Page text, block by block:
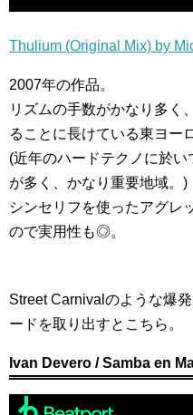
Thulium (Original Mix) by
2007年の作品。
リズムの手数がかなり多く
ることに長けている東ヨー
(近年のハードテクノに於
が多く、かなり重要地域。)
シンセリフを使ったアグレ
ので実用性も◎。
Street Carnivalのような爆
ードを取り出すとこちら。
Ivan Devero / Samba en